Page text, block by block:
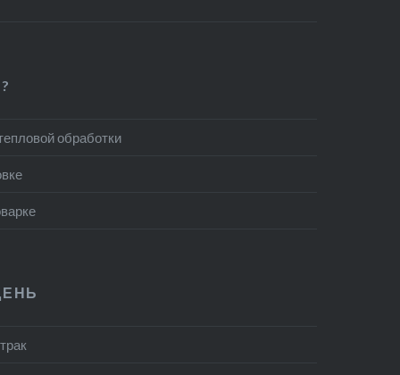
обработки